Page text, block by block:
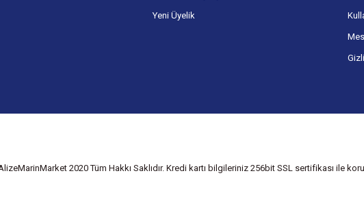
Yeni Üyelik
2020 Tüm Hakkı Saklıdır. Kredi kartı bilgileriniz 256bit SSL sertifikası ile